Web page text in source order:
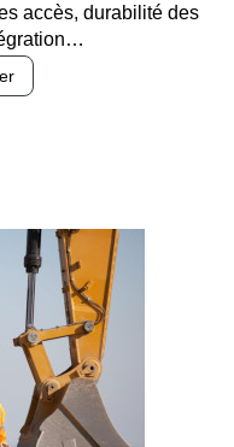
accès, durabilité des